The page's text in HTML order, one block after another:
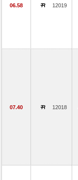
06.58 12019
07.40 12018